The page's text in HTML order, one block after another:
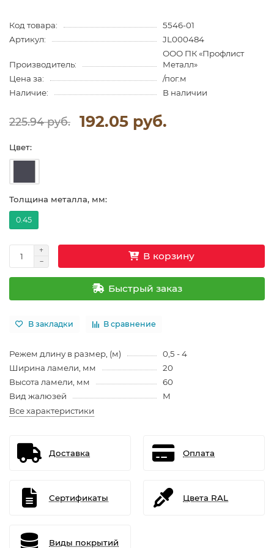
Код товара:
5546-01
Артикул:
JL000484
Производитель:
ООО ПК «Профлист
Металл»
Цена за:
/пог.м
Наличие:
В наличии
225.94 руб. 192.05 руб.
Цвет:
Толщина металла, мм:
0.45
В корзину
Быстрый заказ
В закладки В сравнение
Режем длину в размер, (м)
0,5 - 4
Ширина ламели, мм
20
Высота ламели, мм
60
Вид жалюзей
М
Все характеристики
Доставка Оплата
Сертификаты Цвета RAL
Виды покрытий